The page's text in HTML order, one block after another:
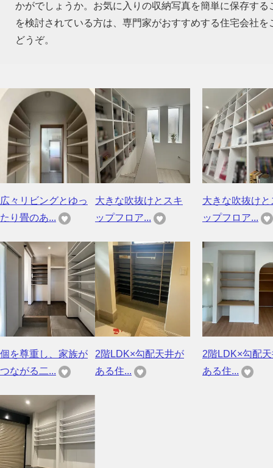
かがでしょうか。お気に入りの収納写真を簡単に保存す
を検討されている方は、専門家がおすすめする住宅会社
どうぞ。
広々リビングとゆっ
たり畳のあ...
大きな吹抜けとスキ
ップフロア...
大きな吹抜けと
ップフロア...
個を尊重し、家族が
つながる二...
2階LDK×勾配天井が
ある住...
2階LDK×勾配
ある住...